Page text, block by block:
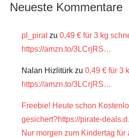
Neueste Kommentare
pl_piratzu 0,49 € für 3 kg
https://amzn.to/3LCrjRS…
Nalan Hizlitürk zu 0,49 € für 3
https://amzn.to/3LCrjRS…
Freebie! Heute schon
gesichert?https://pirate-
Nur morgen zum Kindertag